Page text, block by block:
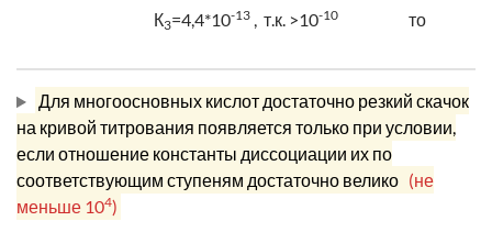
К3=4,4*10-13 , т.к. >10-10 то
Для многоосновных кислот достаточно резкий скачок
на кривой титрования появляется только при условии,
если отношение константы диссоциации их по
соответствующим ступеням достаточно велико (не
меньше 104)